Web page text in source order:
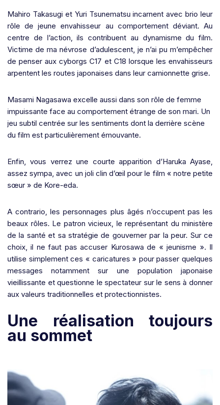
Mahiro Takasugi et Yuri Tsunematsu incarnent avec brio leur
rôle de jeune envahisseur au comportement déviant. Au
centre de l’action, ils contribuent au dynamisme du film.
Victime de ma névrose d’adulescent, je n’ai pu m’empêcher
de penser aux cyborgs C17 et C18 lorsque les envahisseurs
arpentent les routes japonaises dans leur camionnette grise.
Masami Nagasawa excelle aussi dans son rôle de femme
impuissante face au comportement étrange de son mari. Un
jeu subtil centrée sur les sentiments dont la derrière scène
du film est particulièrement émouvante.
Enfin, vous verrez une courte apparition d’Haruka Ayase,
assez sympa, avec un joli clin d’œil pour le film « notre petite
sœur » de Kore-eda.
A contrario, les personnages plus âgés n’occupent pas les
beaux rôles. Le patron vicieux, le représentant du ministère
de la santé et sa stratégie de gouverner par la peur. Sur ce
choix, il ne faut pas accuser Kurosawa de « jeunisme ». Il
utilise simplement ces « caricatures » pour passer quelques
messages notamment sur une population japonaise
vieillissante et questionne le spectateur sur le sens à donner
aux valeurs traditionnelles et protectionnistes.
Une réalisation toujours
au sommet